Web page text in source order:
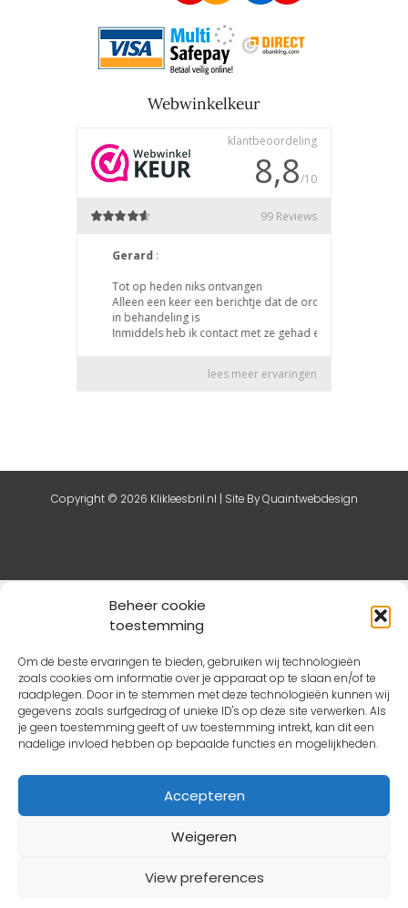
Beheer cookie
toestemming
Om de beste ervaringen te bieden, gebruiken wij technologieën
zoals cookies om informatie over je apparaat op te slaan en/of te
raadplegen. Door in te stemmen met deze technologieën kunnen wij
gegevens zoals surfgedrag of unieke ID's op deze site verwerken. Als
je geen toestemming geeft of uw toestemming intrekt, kan dit een
nadelige invloed hebben op bepaalde functies en mogelijkheden.
Accepteren
Weigeren
View preferences
Webwinkelkeur
Copyright © 2026 Klikleesbril.nl | Site ByQuaintwebdesign
De waardering van klikleesbril.nl bij
Klantbeoordelingen
is 8.8/10 gebaseerd op 61 reviews.